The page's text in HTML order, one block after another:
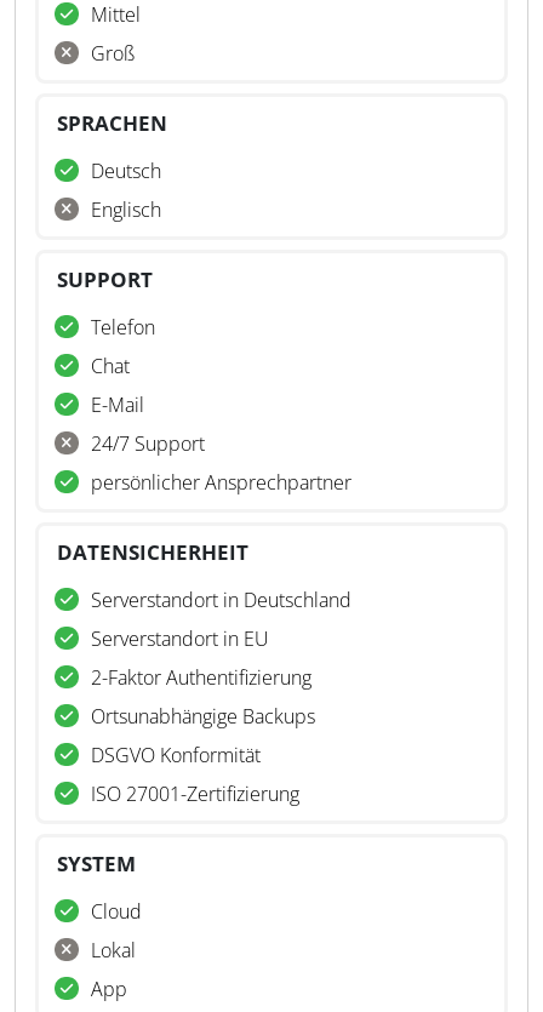
Mittel
Groß
SPRACHEN
Deutsch
Englisch
SUPPORT
Telefon
Chat
E-Mail
24/7 Support
persönlicher Ansprechpartner
DATENSICHERHEIT
Serverstandort in Deutschland
Serverstandort in EU
2-Faktor Authentifizierung
Ortsunabhängige Backups
DSGVO Konformität
ISO 27001-Zertifizierung
SYSTEM
Cloud
Lokal
App